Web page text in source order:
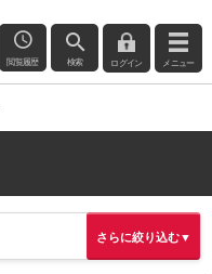
閲覧履歴 検索 ログイン メニュー
さらに絞り込む▼